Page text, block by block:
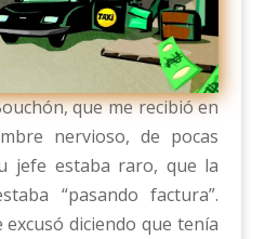
que me recibió en
nervioso, de pocas
jefe estaba raro, que la
“pasando factura”.
diciendo que tenía